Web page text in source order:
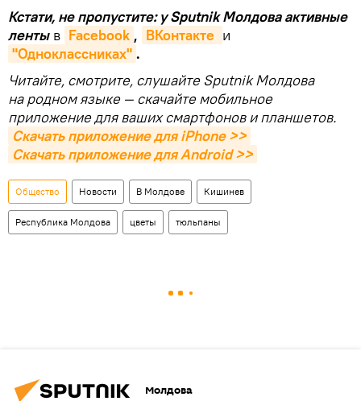
Кстати, не пропустите: у Sputnik Молдова активные
ленты в Facebook , ВКонтакте и
"Одноклассниках" .
Читайте, смотрите, слушайте Sputnik Молдова
на родном языке — скачайте мобильное
приложение для ваших смартфонов и планшетов.
Скачать приложение для iPhone >>
Скачать приложение для Android >>
Общество Новости В Молдове Кишинев
Республика Молдова цветы тюльпаны
Молдова